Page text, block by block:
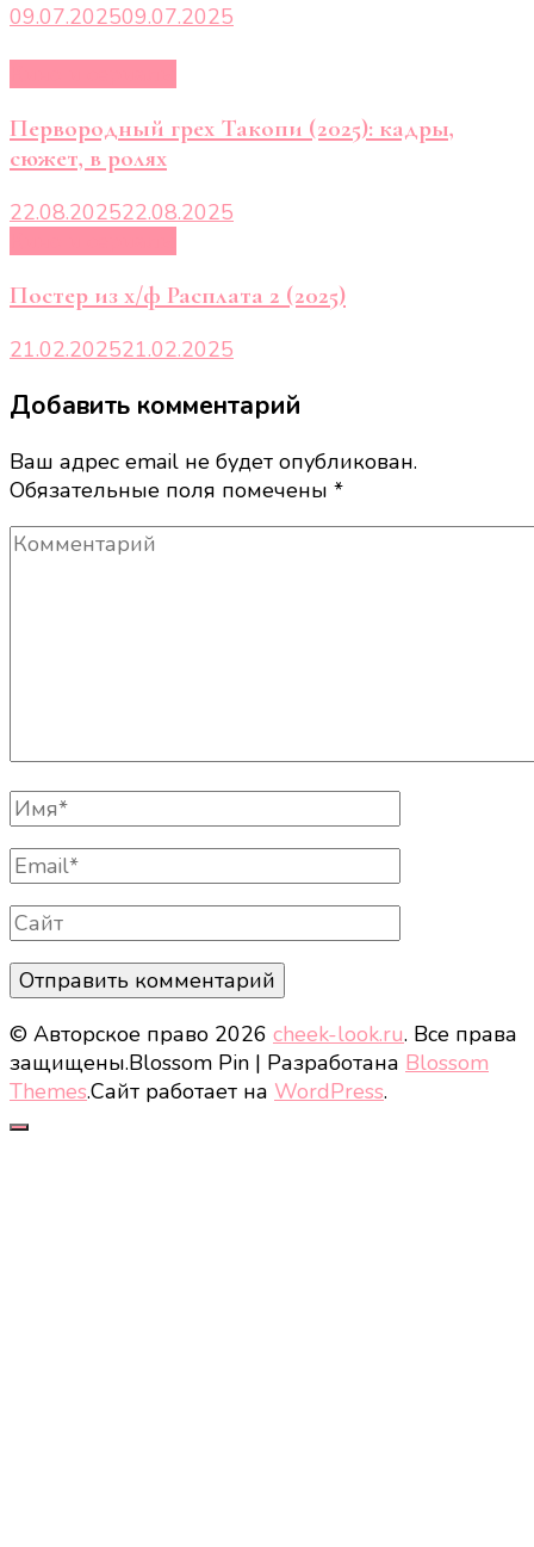
09.07.202509.07.2025
Первородный грех Такопи (2025): кадры,
сюжет, в ролях
22.08.202522.08.2025
Постер из х/ф Расплата 2 (2025)
21.02.202521.02.2025
Добавить комментарий
Ваш адрес email не будет опубликован.
Обязательные поля помечены *
Комментарий
Полное
Имя
Email
Сайт
© Авторское право 2026 cheek-look.ru. Все права
защищены.Blossom Pin | Разработана Blossom
Themes.Сайт работает на WordPress.